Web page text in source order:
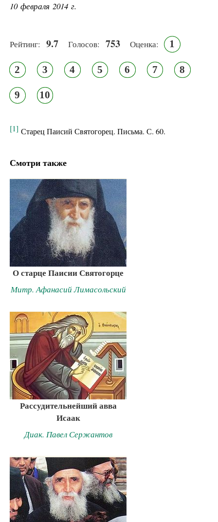
10 февраля 2014 г.
Рейтинг: 9.7 Голосов: 753 Оценка: 1
2 3 4 5 6 7 8
9 10
[1] Старец Паисий Святогорец. Письма. С. 60.
Смотри также
О старце Паисии Святогорце
Митр. Афанасий Лимасольский
Рассудительнейший авва
Исаак
Диак. Павел Сержантов